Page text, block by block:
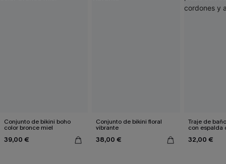
Conjunto de bikini boho
color bronce miel
39,00 €
Conjunto de bikini floral
vibrante
38,00 €
Traje de
con espalda
aleteo floral
32,00 €